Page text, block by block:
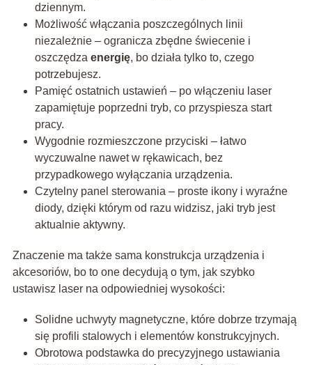
dziennym.
Możliwość włączania poszczególnych linii
niezależnie – ogranicza zbędne świecenie i
oszczędza energię, bo działa tylko to, czego
potrzebujesz.
Pamięć ostatnich ustawień – po włączeniu laser
zapamiętuje poprzedni tryb, co przyspiesza start
pracy.
Wygodnie rozmieszczone przyciski – łatwo
wyczuwalne nawet w rękawicach, bez
przypadkowego wyłączania urządzenia.
Czytelny panel sterowania – proste ikony i wyraźne
diody, dzięki którym od razu widzisz, jaki tryb jest
aktualnie aktywny.
Znaczenie ma także sama konstrukcja urządzenia i
akcesoriów, bo to one decydują o tym, jak szybko
ustawisz laser na odpowiedniej wysokości:
Solidne uchwyty magnetyczne, które dobrze trzymają
się profili stalowych i elementów konstrukcyjnych.
Obrotowa podstawka do precyzyjnego ustawiania